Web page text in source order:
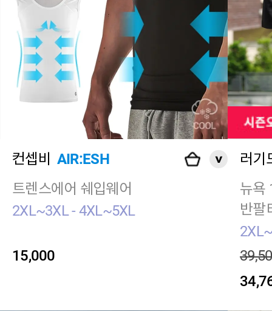
컨셉비
AIR:ESH
트렌스에어 쉐입웨어
2XL~3XL - 4XL~5XL
15,000
러기
뉴욕
반팔